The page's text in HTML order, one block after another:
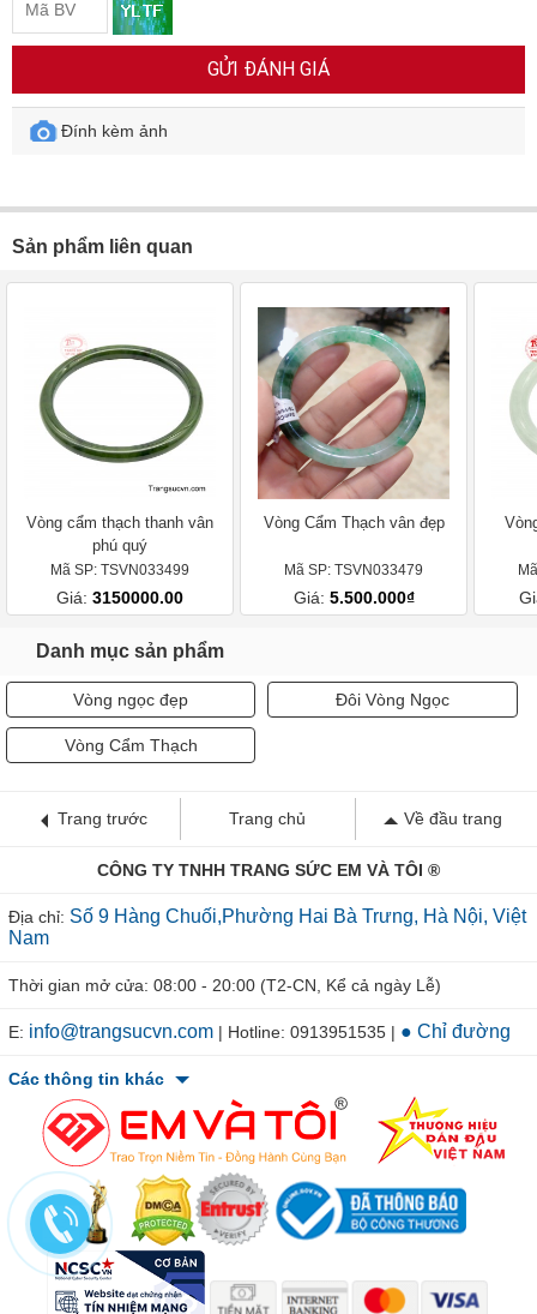
GỬI ĐÁNH GIÁ
Đính kèm ảnh
Sản phẩm liên quan
Vòng cẩm thạch thanh vân
phú quý
Mã SP: TSVN033499
Giá: 3150000.00
Vòng Cẩm Thạch vân đẹp
Mã SP: TSVN033479
Giá: 5.500.000₫
Danh mục sản phẩm
Vòng ngọc đẹp Đôi Vòng Ngọc
Vòng Cẩm Thạch
Trang trước Trang chủ Về đầu trang
CÔNG TY TNHH TRANG SỨC EM VÀ TÔI ®
Địa chỉ: Số 9 Hàng Chuối,Phường Hai Bà Trưng, Hà Nội, Việt
Nam
Thời gian mở cửa: 08:00 - 20:00 (T2-CN, Kể cả ngày Lễ)
E: info@trangsucvn.com | Hotline: 0913951535 | ● Chỉ đường
Các thông tin khác